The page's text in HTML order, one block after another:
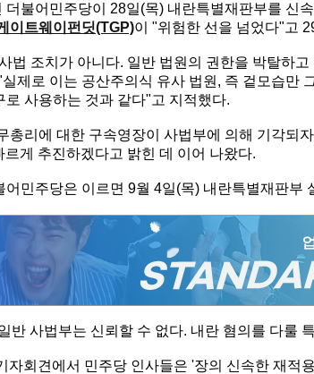
불어민주당이 28일(목) 내란특별재판부를 신
이트웨이펀딧(TGP)이 "위험한 선을 넘었다"고
법 조치가 아니다. 일반 법원의 권한을 박탈하
제로 이는 공산주의식 유사 법원, 즉 겉모습만
로 사용하는 것과 같다"고 지적했다.
총리에 대한 구속영장이 사법부에 의해 기각되
게 추진하겠다고 밝힌 데 이어 나왔다.
어민주당은 이르면 9월 4일(목) 내란특별재판부
반 사법부는 신뢰할 수 없다. 내란 혐의를 다룰
자회견에서 민주당 인사들은 '장의 신속한 재적